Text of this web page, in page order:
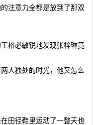
注意力全都是放到了那双
必敏锐地发现张梓琳竟
人独处的时光，他又怎么
田径鞋里运动了一整天也